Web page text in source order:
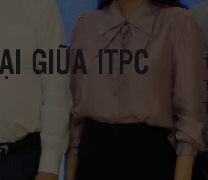
GIỮA ITPC